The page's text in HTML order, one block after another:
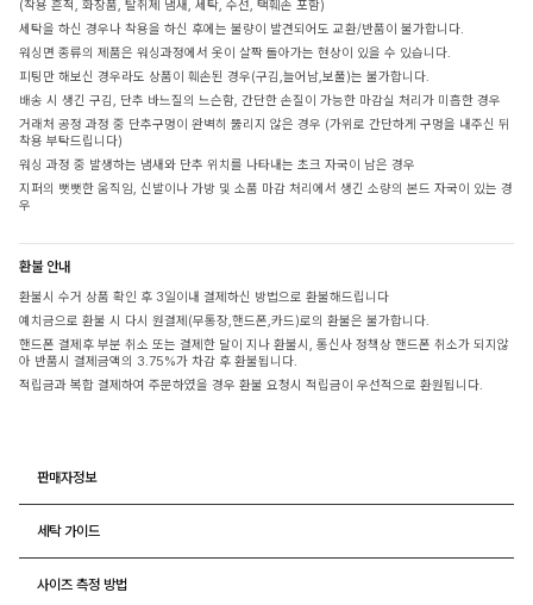
(착용 흔적, 화장품, 탈취제 냄새, 세탁, 수선, 택훼손 포함)
세탁을 하신 경우나 착용을 하신 후에는 불량이 발견되어도 교환/반품이 불가합니다.
워싱면 종류의 제품은 워싱과정에서 옷이 살짝 돌아가는 현상이 있을 수 있습니다.
피팅만 해보신 경우라도 상품이 훼손된 경우(구김,늘어남,보풀)는 불가합니다.
배송 시 생긴 구김, 단추 바느질의 느슨함, 간단한 손질이 가능한 마감실 처리가 미흡한 경우
거래처 공정 과정 중 단추구멍이 완벽히 뚫리지 않은 경우 (가위로 간단하게 구멍을 내주신 뒤
착용 부탁드립니다)
워싱 과정 중 발생하는 냄새와 단추 위치를 나타내는 초크 자국이 남은 경우
지퍼의 뻣뻣한 움직임, 신발이나 가방 및 소품 마감 처리에서 생긴 소량의 본드 자국이 있는 경
우
환불 안내
환불시 수거 상품 확인 후 3일이내 결제하신 방법으로 환불해드립니다
예치금으로 환불 시 다시 원결제(무통장,핸드폰,카드)로의 환불은 불가합니다.
핸드폰 결제후 부분 취소 또는 결제한 달이 지나 환불시, 통신사 정책상 핸드폰 취소가 되지않
아 반품시 결제금액의 3.75%가 차감 후 환불됩니다.
적립금과 복합 결제하여 주문하였을 경우 환불 요청시 적립금이 우선적으로 환원됩니다.
판매자정보
세탁 가이드
사이즈 측정 방법